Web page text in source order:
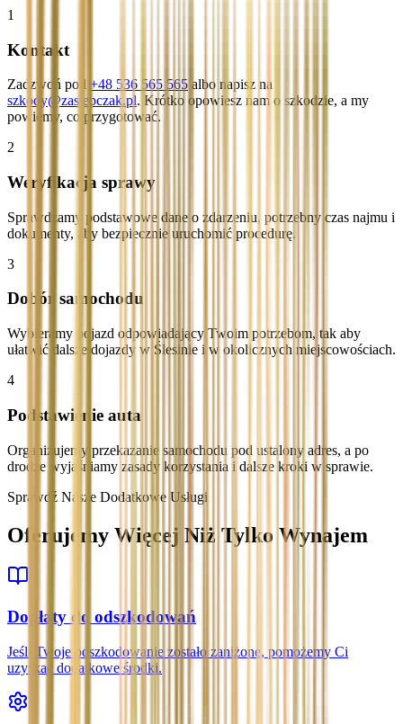
1
Kontakt
Zadzwoń pod +48 536 565 565 albo napisz na
szkody@zastepczak.pl. Krótko opowiesz nam o szkodzie, a my
powiemy, co przygotować.
2
Weryfikacja sprawy
Sprawdzamy podstawowe dane o zdarzeniu, potrzebny czas najmu i
dokumenty, aby bezpiecznie uruchomić procedurę.
3
Dobór samochodu
Wybieramy pojazd odpowiadający Twoim potrzebom, tak aby
ułatwić dalsze dojazdy w Ślesinie i w okolicznych miejscowościach.
4
Podstawienie auta
Organizujemy przekazanie samochodu pod ustalony adres, a po
drodze wyjaśniamy zasady korzystania i dalsze kroki w sprawie.
Sprawdź Nasze Dodatkowe Usługi
Oferujemy Więcej Niż Tylko Wynajem
Dopłaty do odszkodowań
Jeśli Twoje odszkodowanie zostało zaniżone, pomożemy Ci
uzyskać dodatkowe środki.